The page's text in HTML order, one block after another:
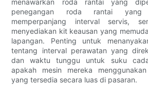
menawarkan roda rantai yang
penegangan roda rantai yang
memperpanjang interval servis,
menyediakan kit keausan yang
lapangan. Penting untuk
tentang interval perawatan yang
dan waktu tunggu untuk suku
apakah mesin mereka
yang tersedia secara luas di pasaran.